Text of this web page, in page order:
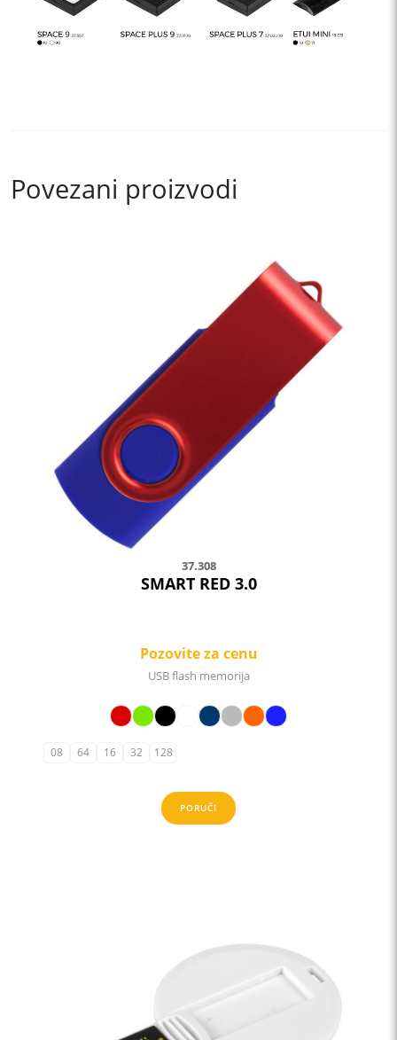
Povezani proizvodi
37.308
SMART RED 3.0
Pozovite za cenu
USB flash memorija
PORUČI
08 64 16 32 128